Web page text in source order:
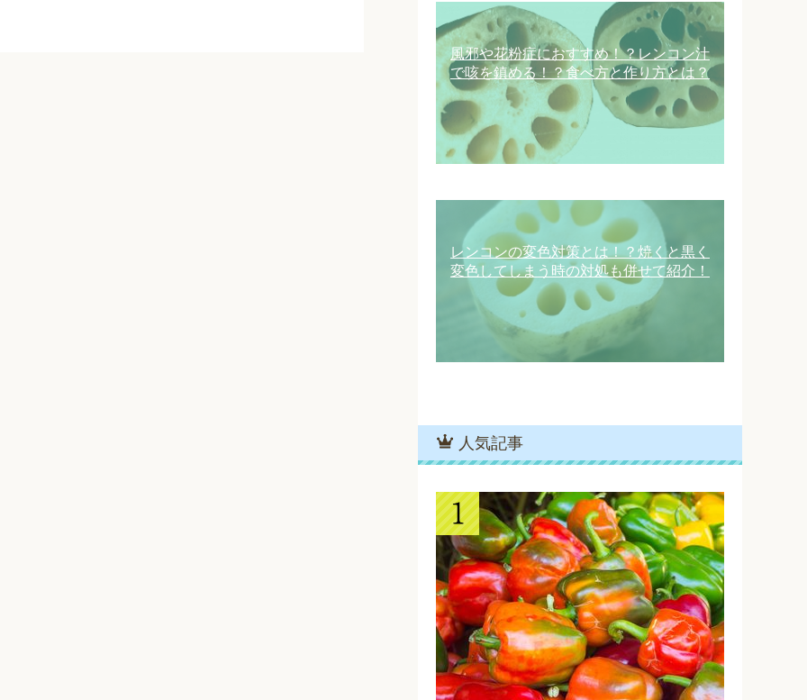
風邪や花粉症におすすめ！？レンコン汁
で咳を鎮める！？食べ方と作り方とは？
レンコンの変色対策とは！？焼くと黒く
変色してしまう時の対処も併せて紹介！
人気記事